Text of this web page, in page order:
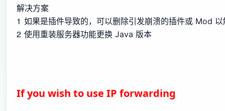
解决方案
1 如果是插件导致的，可以删除引发崩溃的插件或 Mod
2 使用重装服务器功能更换 Java 版本
If you wish to use IP forwarding